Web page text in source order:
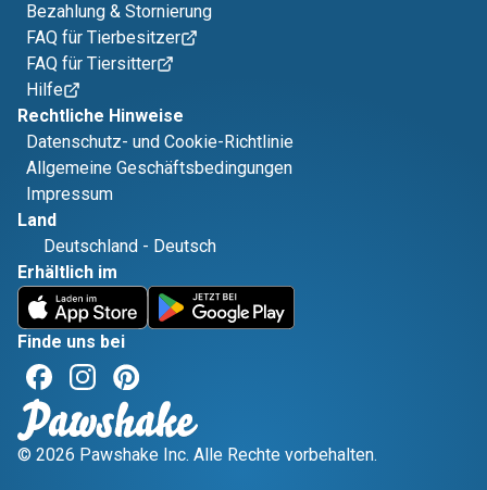
Bezahlung & Stornierung
FAQ für Tierbesitzer
FAQ für Tiersitter
Hilfe
Rechtliche Hinweise
Datenschutz- und Cookie-Richtlinie
Allgemeine Geschäftsbedingungen
Impressum
Land
Deutschland - Deutsch
Erhältlich im
Finde uns bei
© 2026 Pawshake Inc. Alle Rechte vorbehalten.